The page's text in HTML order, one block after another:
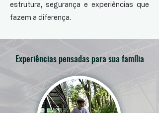
estrutura, segurança e experiências que
fazem a diferença.
Experiências pensadas para sua família